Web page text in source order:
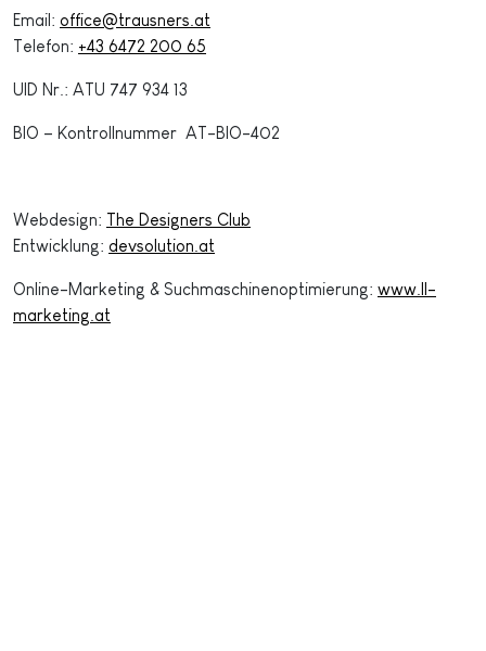
Email: office@trausners.at
Telefon: +43 6472 200 65
UID Nr.: ATU 747 934 13
BIO – Kontrollnummer AT-BIO-402
Webdesign: The Designers Club
Entwicklung: devsolution.at
Online-Marketing & Suchmaschinenoptimierung: www.ll-
marketing.at